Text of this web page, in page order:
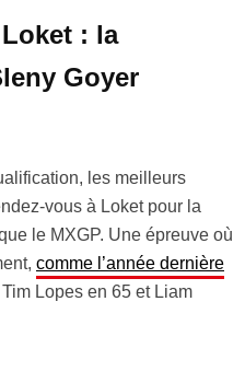
Loket : la
Goyer
les meilleurs
vous à Loket pour la
le MXGP. Une épreuve où
comme l’année dernière
Lopes en 65 et Liam